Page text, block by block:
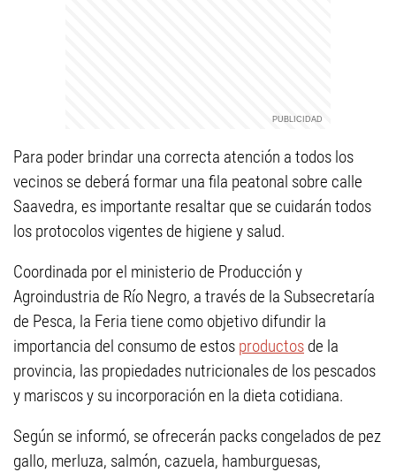
Para poder brindar una correcta atención a todos los
vecinos se deberá formar una fila peatonal sobre calle
Saavedra, es importante resaltar que se cuidarán todos
los protocolos vigentes de higiene y salud.
Coordinada por el ministerio de Producción y
Agroindustria de Río Negro, a través de la Subsecretaría
de Pesca, la Feria tiene como objetivo difundir la
importancia del consumo de estos productos de la
provincia, las propiedades nutricionales de los pescados
y mariscos y su incorporación en la dieta cotidiana.
Según se informó, se ofrecerán packs congelados de pez
gallo, merluza, salmón, cazuela, hamburguesas,